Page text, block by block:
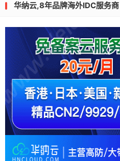
华纳云,8年品牌海外IDC服务商